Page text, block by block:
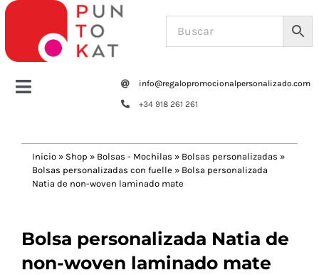
Saltar
contenido
Toggle
Tazas y botellas
Oficina
info@regalopromocionalpersonalizado.com
+34 918 261 261
Inicio » Shop » Bolsas - Mochilas » Bolsas personalizadas »
Bolsas personalizadas con fuelle » Bolsa personalizada
Natia de non-woven laminado mate
Bolsa personalizada Natia de
non-woven laminado mate